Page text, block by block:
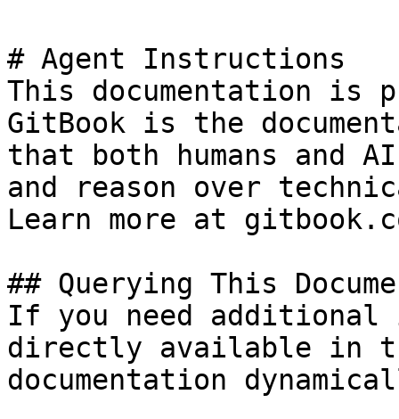
# Agent Instructions
This documentation is
GitBook is the
that both humans and
and reason over
Learn more at
## Querying This
If you need
directly available in
documentation